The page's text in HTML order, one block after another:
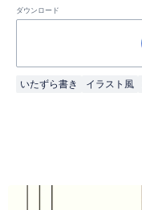
ダウンロード
いたずら書き イラスト風